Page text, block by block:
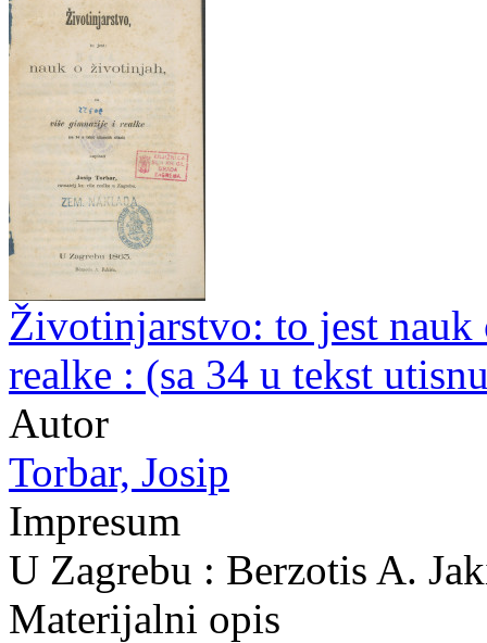
Životinjarstvo: to jest
realke : (sa 34 u tekst
Autor
Torbar, Josip
Impresum
U Zagrebu : Berzotis A.
Materijalni opis